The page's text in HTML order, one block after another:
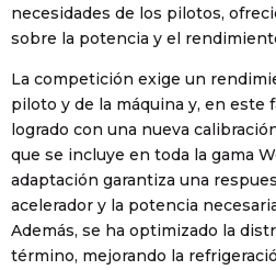
necesidades de los pilotos,
sobre la potencia y el
La competición exige un
piloto y de la máquina y, en este
logrado con una nueva
que se incluye en toda la gama
adaptación garantiza una
acelerador y la potencia
Además, se ha optimizado la
término, mejorando la